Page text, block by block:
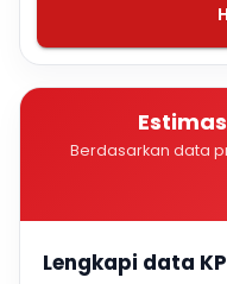
Berdasarkan data
Lengkapi data